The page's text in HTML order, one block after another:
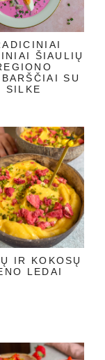
ŠIAULIŲ
SU
SILKE
IR KOKOSŲ
LEDAI